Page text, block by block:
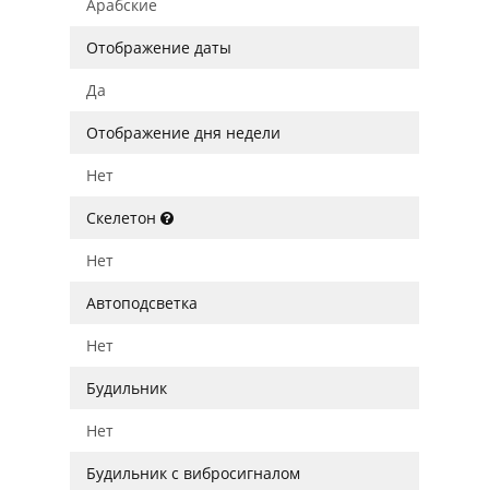
Арабские
Отображение даты
Да
Отображение дня недели
Нет
Скелетон
Нет
Автоподсветка
Нет
Будильник
Нет
Будильник с вибросигналом